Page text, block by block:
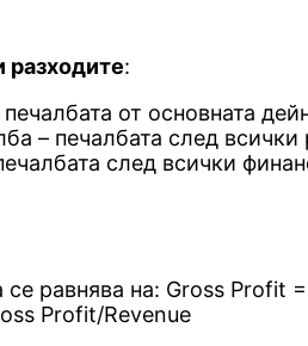
разходите:
от основната
– печалбата след
след всички
се равнява на: Gross Profit
Profit/Revenue